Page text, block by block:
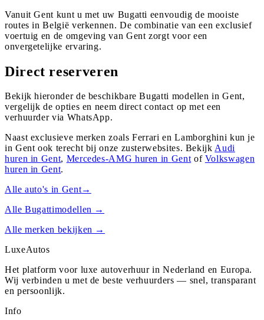
Vanuit Gent kunt u met uw Bugatti eenvoudig de mooiste
routes in België verkennen. De combinatie van een exclusief
voertuig en de omgeving van Gent zorgt voor een
onvergetelijke ervaring.
Direct reserveren
Bekijk hieronder de beschikbare Bugatti modellen in Gent,
vergelijk de opties en neem direct contact op met een
verhuurder via WhatsApp.
Naast exclusieve merken zoals Ferrari en Lamborghini kun je
in Gentook terecht bij onze zusterwebsites. Bekijk Audi
huren in Gent, Mercedes-AMG huren in Gentof Volkswagen
huren in Gent.
Alle auto's in Gent→
AlleBugattimodellen →
Alle merken bekijken →
LuxeAutos
Het platform voor luxe autoverhuur in Nederland en Europa.
Wij verbinden u met de beste verhuurders — snel, transparant
en persoonlijk.
Info